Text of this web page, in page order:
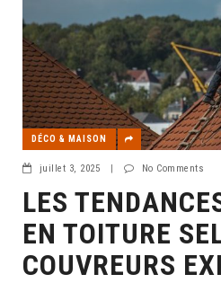
DÉCO & MAISON
juillet 3, 2025 | No Comments
LES
EN TOITURE
COUVREURS